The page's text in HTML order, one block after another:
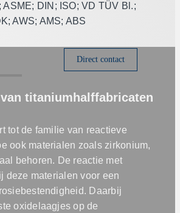
Direct contact
ASME; DIN; ISO; VD TÜV Bl.;
AWS; AMS; ABS
titaniumhalffabricaten
tot de familie van reactieve
ook materialen zoals zirkonium,
behoren. De reactie met
deze materialen voor een
Daarbij
oxidelaagjes op de